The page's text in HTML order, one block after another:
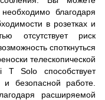
благодаря
в розетках и
отсутствует риск
споткнуться
телескопической
Solo способствует
безопасной работе.
расширяемой